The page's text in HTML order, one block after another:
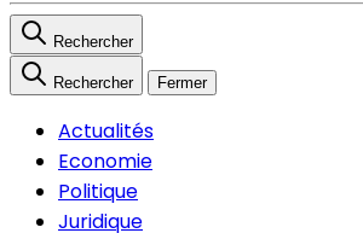
Rechercher
Rechercher Fermer
Actualités
Economie
Politique
Juridique